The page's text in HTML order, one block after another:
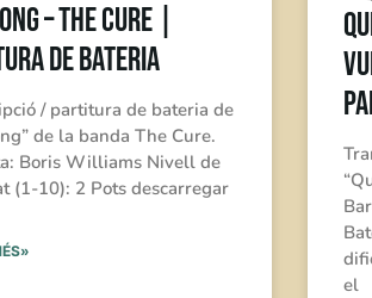
– The Cure |
de Bateria
/ partitura de bateria de
de la banda The Cure.
Boris Williams Nivell de
(1-10): 2 Pots descarregar
el